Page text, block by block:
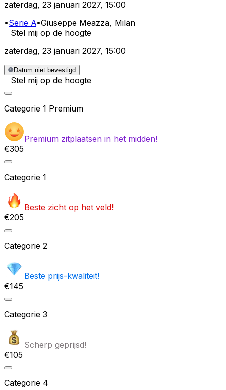
zaterdag, 23 januari 2027, 15:00
•Serie A•Giuseppe Meazza, Milan
Stel mij op de hoogte
zaterdag, 23 januari 2027, 15:00
Datum niet bevestigd
Stel mij op de hoogte
Categorie 1 Premium
Premium zitplaatsen in het midden!
€305
Categorie 1
Beste zicht op het veld!
€205
Categorie 2
Beste prijs-kwaliteit!
€145
Categorie 3
Scherp geprijsd!
€105
Categorie 4